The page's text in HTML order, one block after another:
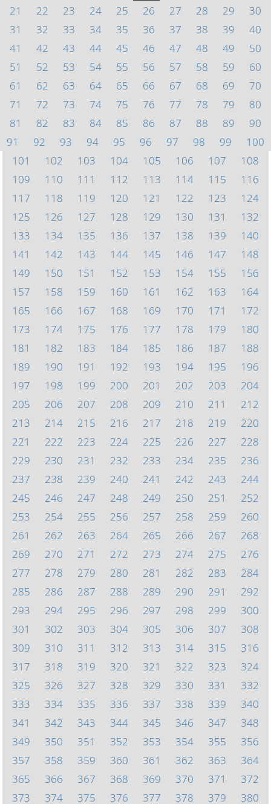
21
22 23 24 25 26 27 28 29
30
31
32 33 34 35 36 37 38 39
40
41
42 43 44 45 46 47 48 49
50
51
52 53 54 55 56 57 58 59
60
61
62 63 64 65 66 67 68 69
70
71
72 73 74 75 76 77 78 79
80
81
82 83 84 85 86 87 88 89
90
91
92 93 94 95 96 97 98 99
100
101
102 103 104 105 106 107
108
109
110 111 112 113 114 115
116
117
118 119 120 121 122 123
124
125
126 127 128 129 130 131
132
133
134 135 136 137 138 139
140
141
142 143 144 145 146 147
148
149
150 151 152 153 154 155
156
157
158 159 160 161 162 163
164
165
166 167 168 169 170 171
172
173
174 175 176 177 178 179
180
181
182 183 184 185 186 187
188
189
190 191 192 193 194 195
196
197
198 199 200 201 202 203
204
205
206 207 208 209 210 211
212
213
214 215 216 217 218 219
220
221
222 223 224 225 226 227
228
229
230 231 232 233 234 235
236
237
238 239 240 241 242 243
244
245
246 247 248 249 250 251
252
253
254 255 256 257 258 259
260
261
262 263 264 265 266 267
268
269
270 271 272 273 274 275
276
277
278 279 280 281 282 283
284
285
286 287 288 289 290 291
292
293
294 295 296 297 298 299
300
301
302 303 304 305 306 307
308
309
310 311 312 313 314 315
316
317
318 319 320 321 322 323
324
325
326 327 328 329 330 331
332
333
334 335 336 337 338 339
340
341
342 343 344 345 346 347
348
349
350 351 352 353 354 355
356
357
358 359 360 361 362 363
364
365
366 367 368 369 370 371
372
373
374 375 376 377 378 379 380